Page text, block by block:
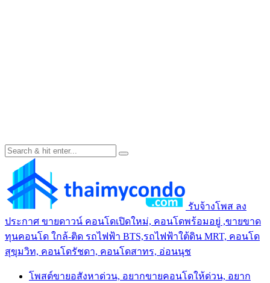
รับจ้างโพส ลง
ประกาศ ขายดาวน์ คอนโดเปิดใหม่, คอนโดพร้อมอยู่ ,ขายขาด
ทุนคอนโด ใกล้-ติด รถไฟฟ้า BTS,รถไฟฟ้าใต้ดิน MRT, คอนโด
สุขุมวิท, คอนโดรัชดา, คอนโดสาทร, อ่อนนุช
โพสต์ขายอสังหาด่วน, อยากขายคอนโดให้ด่วน, อยาก